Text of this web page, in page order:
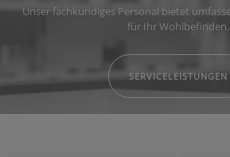
Unser fachkundiges Personal bietet
für Ihr Wohlbefinden.
SERVICELEISTUNGEN